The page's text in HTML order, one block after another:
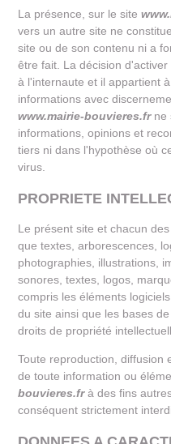
La présence, sur le site
vers un autre site ne
site ou de son contenu ni a
être fait. La décision
à l'internaute et il appartient
informations avec
www.mairie-bouvieres.frne
informations, opinions et
tiers ni dans l'hypothèse où
virus.
PROPRIETE
Le présent site et chacun
que textes, arborescences,
photographies, illustrations,
sonores, textes, logos,
compris les éléments
du site ainsi que les bases
droits de propriété
Toute reproduction, diffusion
de toute information ou
bouvieres.frà des fins
conséquent strictement